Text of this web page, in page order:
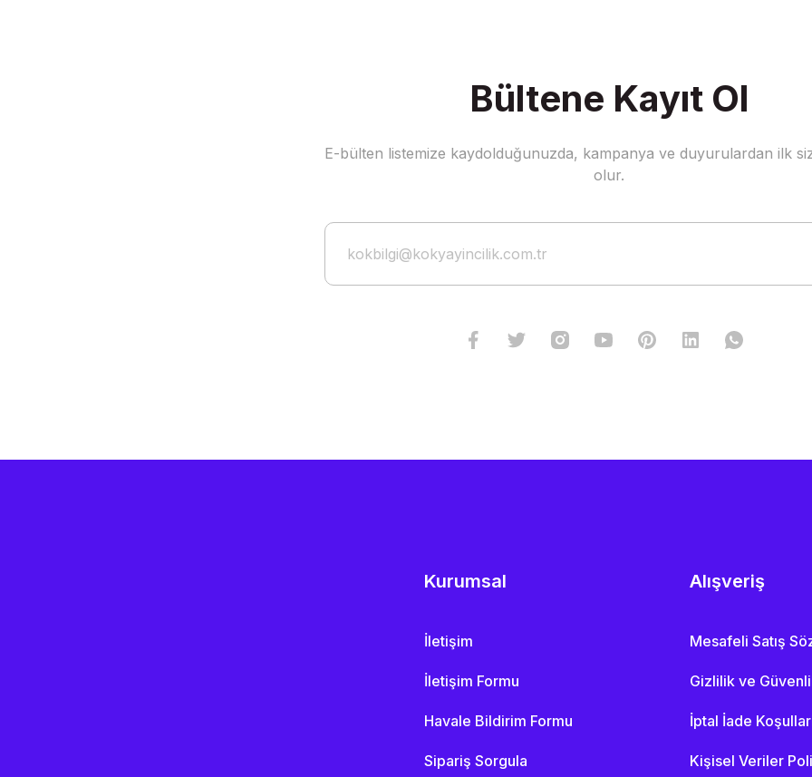
Gönder
Bültene Kayıt Ol
E-bülten listemize kaydolduğunuzda, kampanya ve duyurulardan ilk
olur.
Kurumsal
İletişim
İletişim Formu
Havale Bildirim Formu
Sipariş Sorgula
Alışveriş
Mesafeli Satış
Gizlilik ve
İptal İade
Kişisel Veriler